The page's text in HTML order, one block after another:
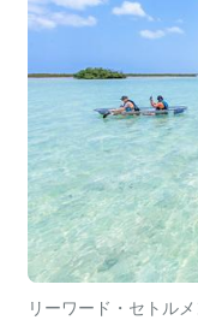
リーワード・セトル